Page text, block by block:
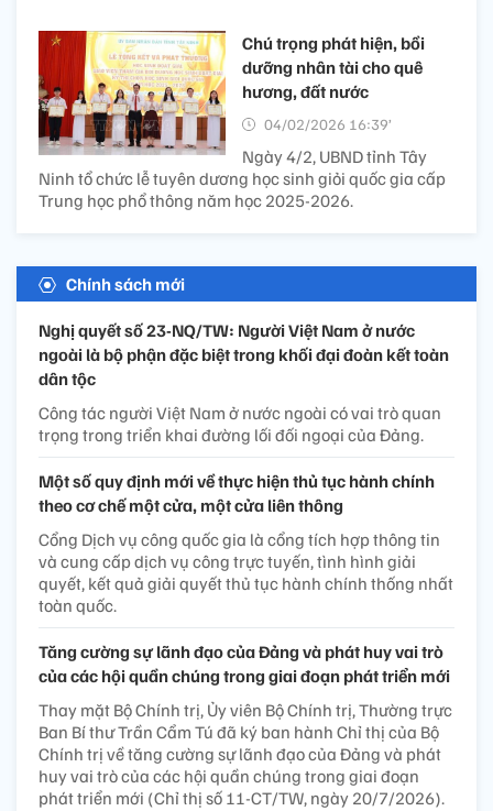
Chú trọng phát hiện, bồi
dưỡng nhân tài cho quê
hương, đất nước
04/02/2026 16:39’
Ngày 4/2, UBND tỉnh Tây
Ninh tổ chức lễ tuyên dương học sinh giỏi quốc gia cấp
Trung học phổ thông năm học 2025-2026.
Chính sách mới
Nghị quyết số 23-NQ/TW: Người Việt Nam ở nước
ngoài là bộ phận đặc biệt trong khối đại đoàn kết toàn
dân tộc
Công tác người Việt Nam ở nước ngoài có vai trò quan
trọng trong triển khai đường lối đối ngoại của Đảng.
Một số quy định mới về thực hiện thủ tục hành chính
theo cơ chế một cửa, một cửa liên thông
Cổng Dịch vụ công quốc gia là cổng tích hợp thông tin
và cung cấp dịch vụ công trực tuyến, tình hình giải
quyết, kết quả giải quyết thủ tục hành chính thống nhất
toàn quốc.
Tăng cường sự lãnh đạo của Đảng và phát huy vai trò
của các hội quần chúng trong giai đoạn phát triển mới
Thay mặt Bộ Chính trị, Ủy viên Bộ Chính trị, Thường trực
Ban Bí thư Trần Cẩm Tú đã ký ban hành Chỉ thị của Bộ
Chính trị về tăng cường sự lãnh đạo của Đảng và phát
huy vai trò của các hội quần chúng trong giai đoạn
phát triển mới (Chỉ thị số 11-CT/TW, ngày 20/7/2026).